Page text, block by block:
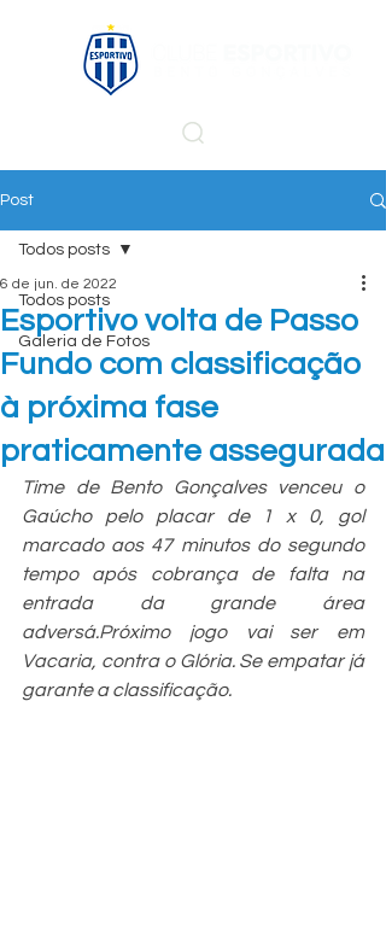
Post
Todos posts
Galeria de Fotos
Todos posts
Esportivo volta de Passo
Fundo com classificação
à próxima fase
praticamente assegurada
6 de jun. de 2022
Time de Bento Gonçalves venceu o
Gaúcho pelo placar de 1 x 0, gol
marcado aos 47 minutos do segundo
tempo após cobrança de falta na
entrada da grande área
adversá.Próximo jogo vai ser em
Vacaria, contra o Glória. Se empatar já
garante a classificação.